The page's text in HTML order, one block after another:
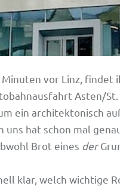
vor Linz, findet
Asten/St.
ein architektonisch
hat schon mal
Brot eines der
klar, welch wichtige